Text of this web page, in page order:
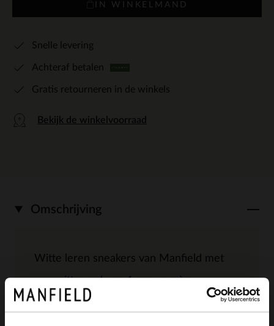
IN WINKELMAND
Snelle levering
Achteraf betalen
Gratis retourneren in de winkels
Bekijk de winkelvoorraad
Omschrijving
Witte leren sneakers van Manfield met
een witte zool van 4 cm en crème
synthetische details. We adviseren als